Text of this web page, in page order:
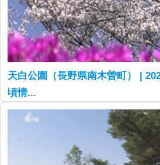
天白公園（長野県南木曽町） |
頃情...